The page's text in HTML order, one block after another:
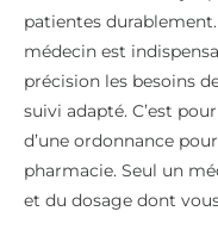
patientes
médecin est
précision les besoins
suivi adapté. C’est
d’une ordonnance
pharmacie. Seul un
et du dosage dont